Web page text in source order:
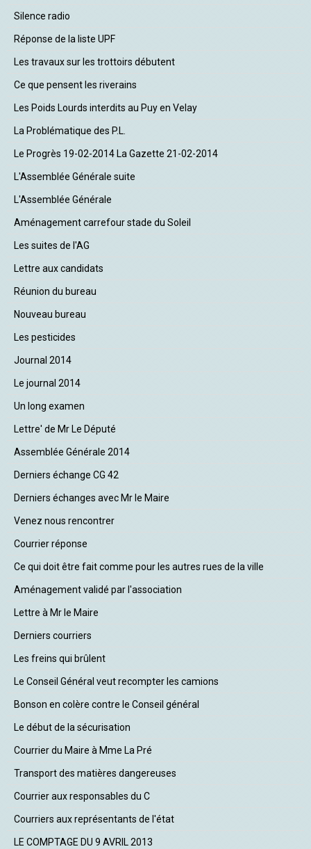
Silence radio
Réponse de la liste UPF
Les travaux sur les trottoirs débutent
Ce que pensent les riverains
Les Poids Lourds interdits au Puy en Velay
La Problématique des P.L.
Le Progrès 19-02-2014 La Gazette 21-02-2014
L'Assemblée Générale suite
L'Assemblée Générale
Aménagement carrefour stade du Soleil
Les suites de l'AG
Lettre aux candidats
Réunion du bureau
Nouveau bureau
Les pesticides
Journal 2014
Le journal 2014
Un long examen
Lettre' de Mr Le Député
Assemblée Générale 2014
Derniers échange CG 42
Derniers échanges avec Mr le Maire
Venez nous rencontrer
Courrier réponse
Ce qui doit être fait comme pour les autres rues de la ville
Aménagement validé par l'association
Lettre à Mr le Maire
Derniers courriers
Les freins qui brûlent
Le Conseil Général veut recompter les camions
Bonson en colère contre le Conseil général
Le début de la sécurisation
Courrier du Maire à Mme La Pré
Transport des matières dangereuses
Courrier aux responsables du C
Courriers aux représentants de l'état
LE COMPTAGE DU 9 AVRIL 2013